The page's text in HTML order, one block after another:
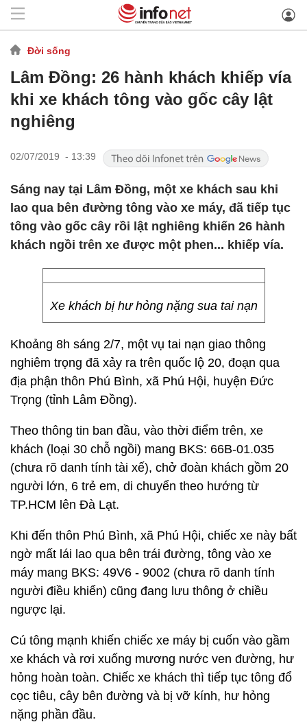
Đời sống
Lâm Đồng: 26 hành khách khiếp vía
khi xe khách tông vào gốc cây lật
nghiêng
02/07/2019 - 13:39
Sáng nay tại Lâm Đồng, một xe khách sau khi
lao qua bên đường tông vào xe máy, đã tiếp tục
tông vào gốc cây rồi lật nghiêng khiến 26 hành
khách ngồi trên xe được một phen... khiếp vía.
Xe khách bị hư hỏng nặng sua tai nạn
Khoảng 8h sáng 2/7, một vụ tai nạn giao thông
nghiêm trọng đã xảy ra trên quốc lộ 20, đoạn qua
địa phận thôn Phú Bình, xã Phú Hội, huyện Đức
Trọng (tỉnh Lâm Đồng).
Theo thông tin ban đầu, vào thời điểm trên, xe
khách (loại 30 chỗ ngồi) mang BKS: 66B-01.035
(chưa rõ danh tính tài xế), chở đoàn khách gồm 20
người lớn, 6 trẻ em, di chuyển theo hướng từ
TP.HCM lên Đà Lạt.
Khi đến thôn Phú Bình, xã Phú Hội, chiếc xe này bất
ngờ mất lái lao qua bên trái đường, tông vào xe
máy mang BKS: 49V6 - 9002 (chưa rõ danh tính
người điều khiển) cũng đang lưu thông ở chiều
ngược lại.
Cú tông mạnh khiến chiếc xe máy bị cuốn vào gầm
xe khách và rơi xuống mương nước ven đường, hư
hỏng hoàn toàn. Chiếc xe khách thì tiếp tục tông đổ
cọc tiêu, cây bên đường và bị vỡ kính, hư hỏng
nặng phần đầu.